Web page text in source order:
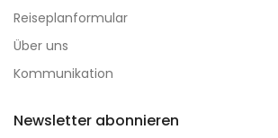
Reiseplanformular
Über uns
Kommunikation
Newsletter abonnieren